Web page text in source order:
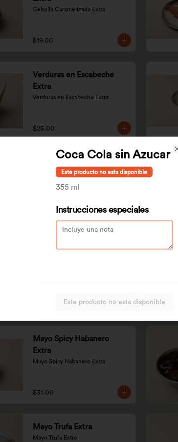
Cebolla Caramelizada Extra
$19.00
Verduras en Escabeche
Extra
Verduras en Escabeche Extra
$25.00
Chiles Güeros Extra
Chipotle Dulce Extra
Mayo Spicy Habanero
Extra
Mayo Spicy Habanero Extra
$31.00
Mayo Trufa Extra
Mayo Trufa Extra
Coca Cola sin Azucar
Este producto no esta disponible
355 ml
Instrucciones especiales
Este producto no esta disponible